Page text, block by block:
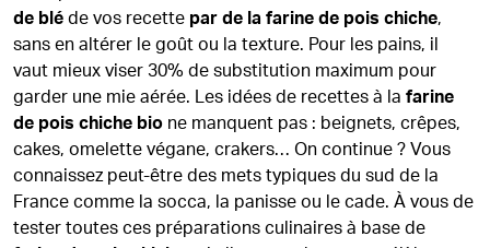
de blé de vos recette par de la farine de pois chiche,
sans en altérer le goût ou la texture. Pour les pains, il
vaut mieux viser 30% de substitution maximum pour
garder une mie aérée. Les idées de recettes à la farine
de pois chiche bio ne manquent pas : beignets, crêpes,
cakes, omelette végane, crakers… On continue ? Vous
connaissez peut-être des mets typiques du sud de la
France comme la socca, la panisse ou le cade. À vous de
tester toutes ces préparations culinaires à base de